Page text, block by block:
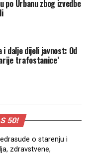
po Urbanu zbog izvedbe
i dalje dijeli javnost: Od
trafostanice’
50!
o starenju i
zdravstvene,